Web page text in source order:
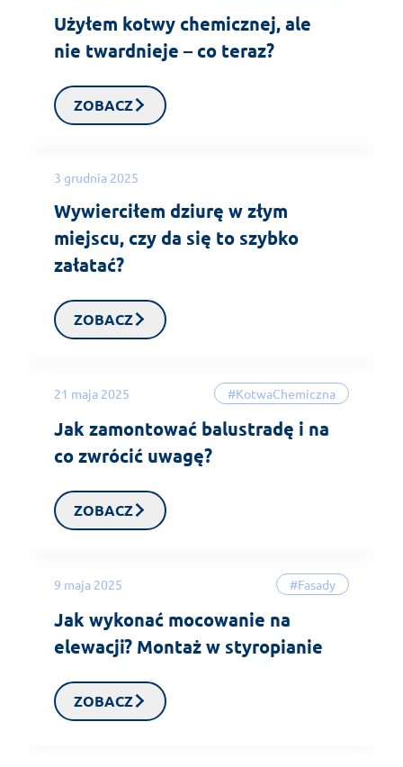
Użyłem kotwy chemicznej, ale
nie twardnieje – co teraz?
ZOBACZ
3 grudnia 2025
Wywierciłem dziurę w złym
miejscu, czy da się to szybko
załatać?
ZOBACZ
21 maja 2025 #KotwaChemiczna
Jak zamontować balustradę i na
co zwrócić uwagę?
ZOBACZ
9 maja 2025 #Fasady
Jak wykonać mocowanie na
elewacji? Montaż w styropianie
ZOBACZ